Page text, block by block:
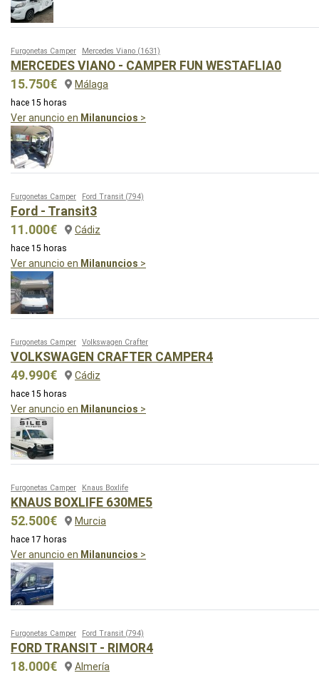
Furgonetas Camper Mercedes Viano (1631)
MERCEDES VIANO - CAMPER FUN WESTAFLIA0
15.750€
Málaga
hace 15 horas
Ver anuncio en Milanuncios >
Furgonetas Camper Ford Transit (794)
Ford - Transit3
11.000€
Cádiz
hace 15 horas
Ver anuncio en Milanuncios >
Furgonetas Camper Volkswagen Crafter
VOLKSWAGEN CRAFTER CAMPER4
49.990€
Cádiz
hace 15 horas
Ver anuncio en Milanuncios >
Furgonetas Camper Knaus Boxlife
KNAUS BOXLIFE 630ME5
52.500€
Murcia
hace 17 horas
Ver anuncio en Milanuncios >
Furgonetas Camper Ford Transit (794)
FORD TRANSIT - RIMOR4
18.000€
Almería